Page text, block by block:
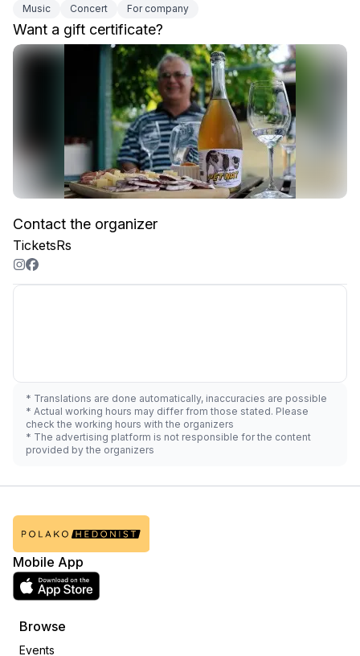
Music Concert For company
Want a gift certificate?
Contact the organizer
TicketsRs
* Translations are done automatically, inaccuracies are possible
* Actual working hours may differ from those stated. Please
check the working hours with the organizers
* The advertising platform is not responsible for the content
provided by the organizers
Mobile App
Browse
Events